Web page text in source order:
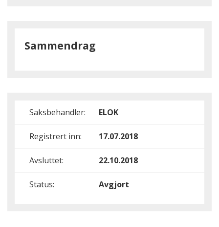
Sammendrag
Saksbehandler: ELOK
Registrert inn: 17.07.2018
Avsluttet: 22.10.2018
Status: Avgjort